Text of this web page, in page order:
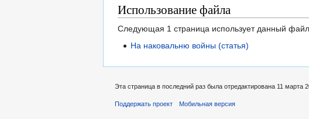
Использование файла
Следующая 1 страница использует данный
На наковальню войны (статья)
Эта страница в последний раз была отредактирована 11 марта
Поддержать проект Мобильная версия